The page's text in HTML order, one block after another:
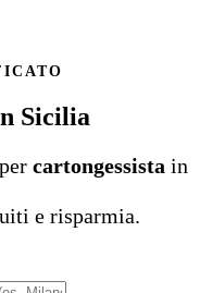
Sicilia
cartongessista in
e risparmia.